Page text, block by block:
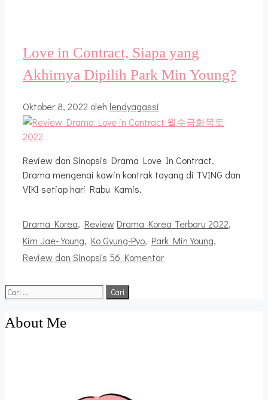
Love in Contract, Siapa yang
Akhirnya Dipilih Park Min Young?
Oktober 8, 2022 oleh lendyagassi
Review dan Sinopsis Drama Love In Contract.
Drama mengenai kawin kontrak tayang di TVING dan
VIKI setiap hari Rabu Kamis.
Kategori
Drama Korea, Review Tag
Drama Korea Terbaru 2022,
Kim Jae-Young, Ko Gyung-Pyo, Park Min Young,
Review dan Sinopsis 56 Komentar
Cari
About Me